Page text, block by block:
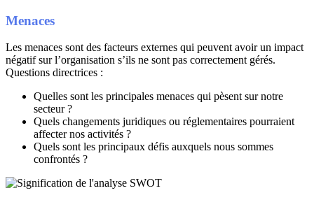
Menaces
Les menaces sont des facteurs externes qui peuvent avoir un impact
négatif sur l’organisation s’ils ne sont pas correctement gérés.
Questions directrices :
Quelles sont les principales menaces qui pèsent sur notre
secteur ?
Quels changements juridiques ou réglementaires pourraient
affecter nos activités ?
Quels sont les principaux défis auxquels nous sommes
confrontés ?